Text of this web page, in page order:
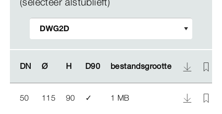
DN Ø H D90 bestandsgrootte
DN Ø H D90 bestandsgrootte
50 115 90 ✓ 1 MB